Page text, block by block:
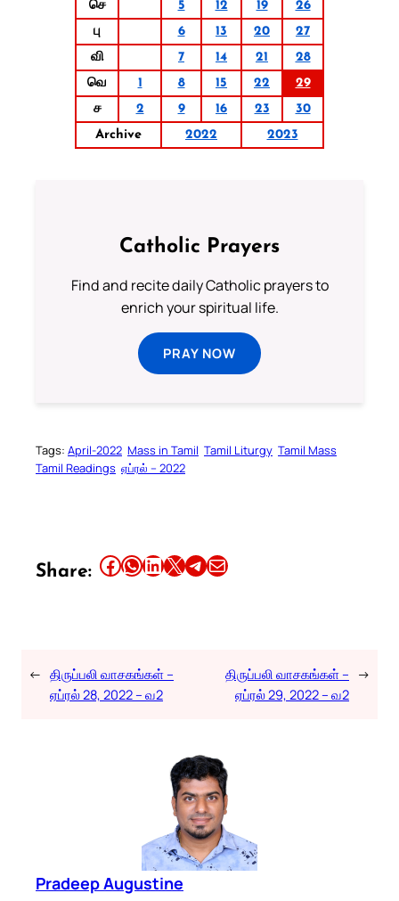
செ
5 12 19
26
பு
6 13 20
27
வி
7 14 21
28
வெ
1 8 15 22
29
ச
2 9 16 23
30
Archive
2022 2023
Catholic Prayers
Find and recite daily Catholic prayers to
enrich your spiritual life.
PRAY NOW
Tags: April-2022 Mass in Tamil Tamil Liturgy Tamil Mass
Tamil Readings ஏப்ரல் – 2022
Share: Share this article on Facebook Share this article on WhatsApp Share this article on LinkedIn Share this article on X Share this article on TelegramEmail this Article
← திருப்பலி வாசகங்கள் –
ஏப்ரல் 28, 2022 – வ2
திருப்பலி வாசகங்கள் –
ஏப்ரல் 29, 2022 – வ2
→
Pradeep Augustine